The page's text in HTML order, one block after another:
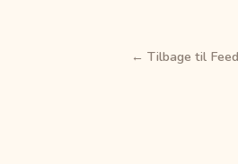
← Tilbage til Feed